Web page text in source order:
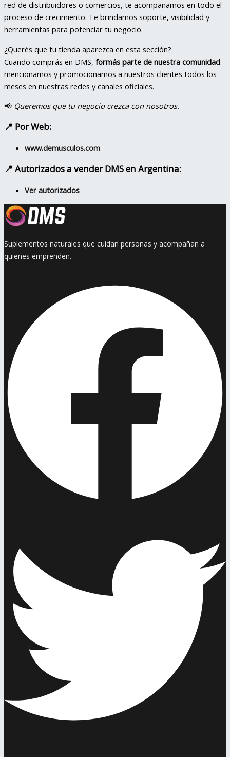
red de distribuidores o comercios, te acompañamos en todo el
proceso de crecimiento. Te brindamos soporte, visibilidad y
herramientas para potenciar tu negocio.
¿Querés que tu tienda aparezca en esta sección?
Cuando comprás en DMS, formás parte de nuestra comunidad:
mencionamos y promocionamos a nuestros clientes todos los
meses en nuestras redes y canales oficiales.
📢 Queremos que tu negocio crezca con nosotros.
📍 Por Web:
www.demusculos.com
📍 Autorizados a vender DMS en Argentina:
Ver autorizados
Suplementos naturales que cuidan personas y acompañan a
quienes emprenden.